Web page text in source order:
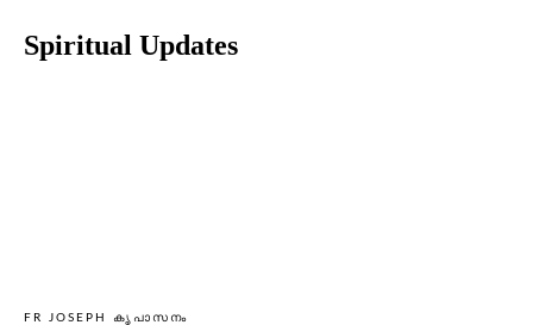
Spiritual Updates
FR JOSEPH കൃപാസനം